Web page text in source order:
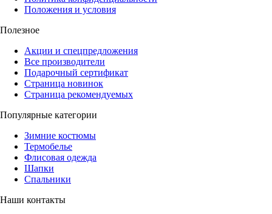
Положения и условия
Полезное
Акции и спецпредложения
Все производители
Подарочный сертификат
Страница новинок
Страница рекомендуемых
Популярные категории
Зимние костюмы
Термобелье
Флисовая одежда
Шапки
Спальники
Наши контакты